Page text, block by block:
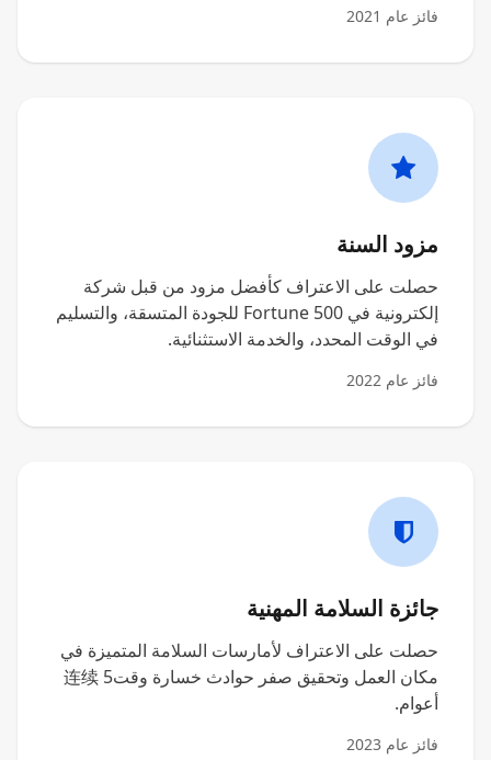
فائز عام 2021
مزود السنة
حصلت على الاعتراف كأفضل مزود من قبل شركة
إلكترونية في Fortune 500 للجودة المتسقة، والتسليم
في الوقت المحدد، والخدمة الاستثنائية.
فائز عام 2022
جائزة السلامة المهنية
حصلت على الاعتراف لأمارسات السلامة المتميزة في
مكان العمل وتحقيق صفر حوادث خسارة وقت连续 5
أعوام.
فائز عام 2023